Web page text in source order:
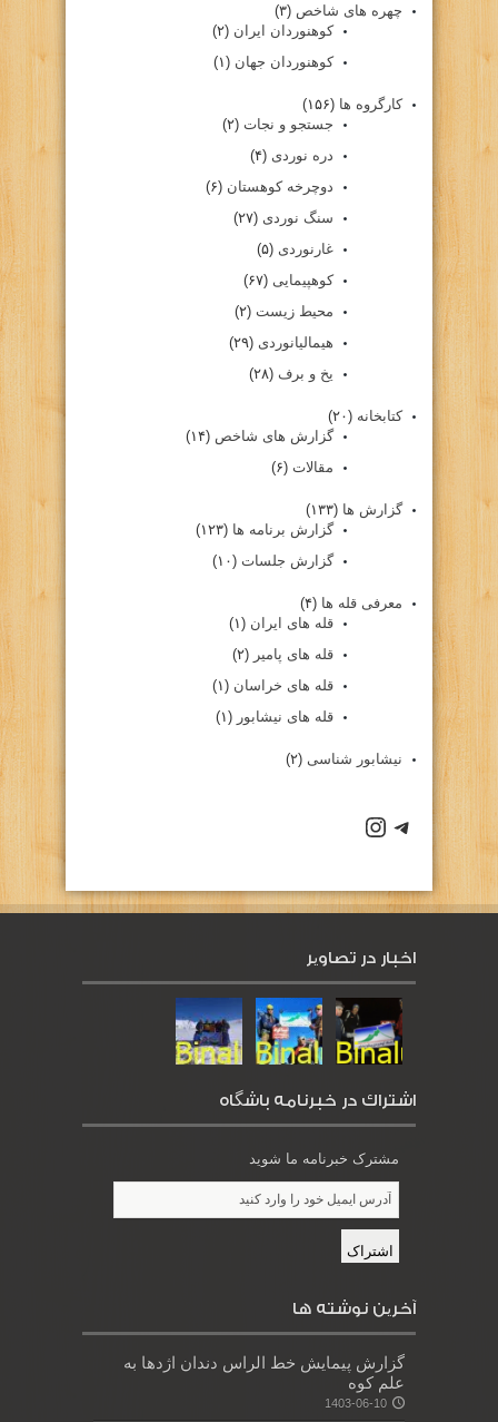
چهره های شاخص (۳)
کوهنوردان ایران (۲)
کوهنوردان جهان (۱)
کارگروه ها (۱۵۶)
جستجو و نجات (۲)
دره نوردی (۴)
دوچرخه کوهستان (۶)
سنگ نوردی (۲۷)
غارنوردی (۵)
کوهپیمایی (۶۷)
محیط زیست (۲)
هیمالیانوردی (۲۹)
یخ و برف (۲۸)
کتابخانه (۲۰)
گزارش های شاخص (۱۴)
مقالات (۶)
گزارش ها (۱۳۳)
گزارش برنامه ها (۱۲۳)
گزارش جلسات (۱۰)
معرفی قله ها (۴)
قله های ایران (۱)
قله های پامیر (۲)
قله های خراسان (۱)
قله های نیشابور (۱)
نیشابور شناسی (۲)
كانال تلگرام باشگاه
صفحه اينستاگرام باشگاه
اخبار در تصاویر
اشتراك در خبرنامه باشگاه
مشترک خبرنامه ما شوید
آخرین نوشته ها
گزارش پیمایش خط الراس دندان اژدها به
علم کوه
1403-06-10